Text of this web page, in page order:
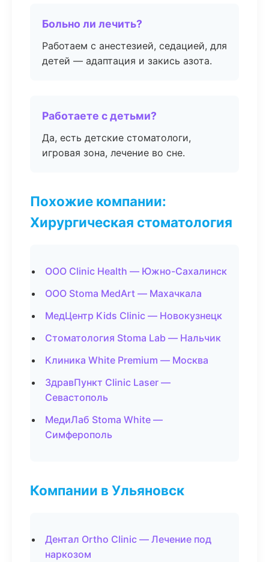
Больно ли лечить?
Работаем с анестезией, седацией, для
детей — адаптация и закись азота.
Работаете с детьми?
Да, есть детские стоматологи,
игровая зона, лечение во сне.
Похожие компании:
Хирургическая стоматология
ООО Clinic Health — Южно-Сахалинск
ООО Stoma MedArt — Махачкала
МедЦентр Kids Clinic — Новокузнецк
Стоматология Stoma Lab — Нальчик
Клиника White Premium — Москва
ЗдравПункт Clinic Laser —
Севастополь
МедиЛаб Stoma White —
Симферополь
Компании в Ульяновск
Дентал Ortho Clinic — Лечение под
наркозом